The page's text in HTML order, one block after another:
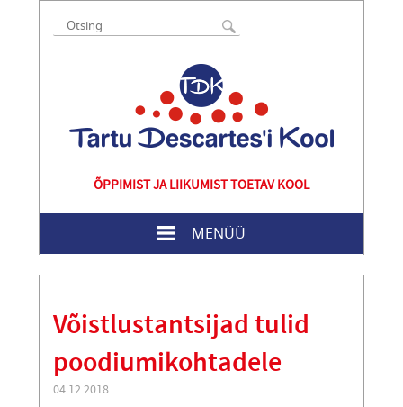
ÕPPIMIST JA LIIKUMIST TOETAV KOOL
MENÜÜ
Võistlustantsijad tulid
poodiumikohtadele
04.12.2018